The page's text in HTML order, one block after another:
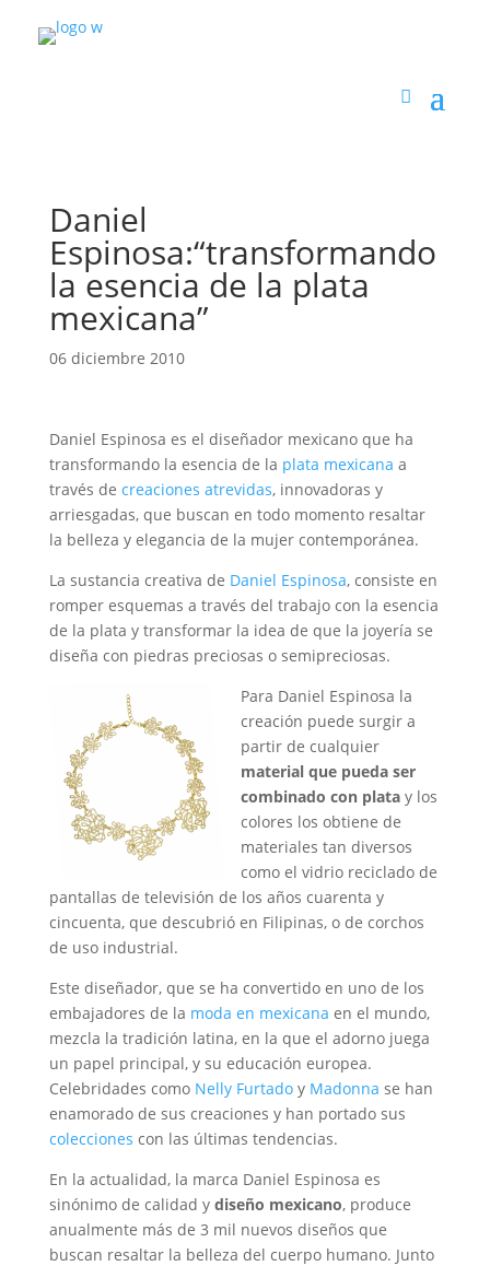
Daniel
Espinosa:“transformando
la esencia de la plata
mexicana”
06 diciembre 2010
Daniel Espinosa es el diseñador mexicano que ha
transformando la esencia de la plata mexicana a
través de creaciones atrevidas, innovadoras y
arriesgadas, que buscan en todo momento resaltar
la belleza y elegancia de la mujer contemporánea.
La sustancia creativa de Daniel Espinosa, consiste en
romper esquemas a través del trabajo con la esencia
de la plata y transformar la idea de que la joyería se
diseña con piedras preciosas o semipreciosas.
Para Daniel Espinosa la
creación puede surgir a
partir de cualquier
material que pueda ser
combinado con platay los
colores los obtiene de
materiales tan diversos
como el vidrio reciclado de
pantallas de televisión de los años cuarenta y
cincuenta, que descubrió en Filipinas, o de corchos
de uso industrial.
Este diseñador, que se ha convertido en uno de los
embajadores de la moda en mexicana en el mundo,
mezcla la tradición latina, en la que el adorno juega
un papel principal, y su educación europea.
Celebridades como Nelly Furtadoy Madonna se han
enamorado de sus creaciones y han portado sus
colecciones con las últimas tendencias.
En la actualidad, la marca Daniel Espinosa es
sinónimo de calidad y diseño mexicano, produce
anualmente más de 3 mil nuevos diseños que
buscan resaltar la belleza del cuerpo humano. Junto